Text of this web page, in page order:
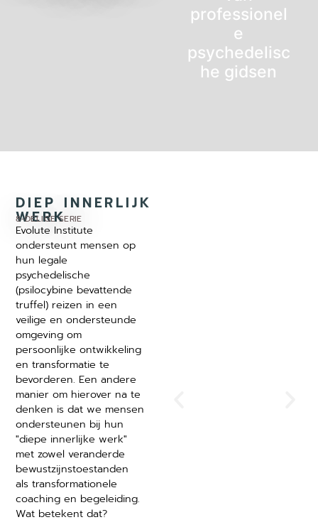
professionel
e
psychedelisc
he gidsen
DIEP INNERLIJK
WERK
8-DELIGE SERIE
Evolute Institute
ondersteunt mensen op
hun legale
psychedelische
(psilocybine bevattende
truffel) reizen in een
veilige en ondersteunde
omgeving om
persoonlijke ontwikkeling
en transformatie te
bevorderen. Een andere
manier om hierover na te
denken is dat we mensen
ondersteunen bij hun
"diepe innerlijke werk"
met zowel veranderde
bewustzijnstoestanden
als transformationele
coaching en begeleiding.
Wat betekent dat?